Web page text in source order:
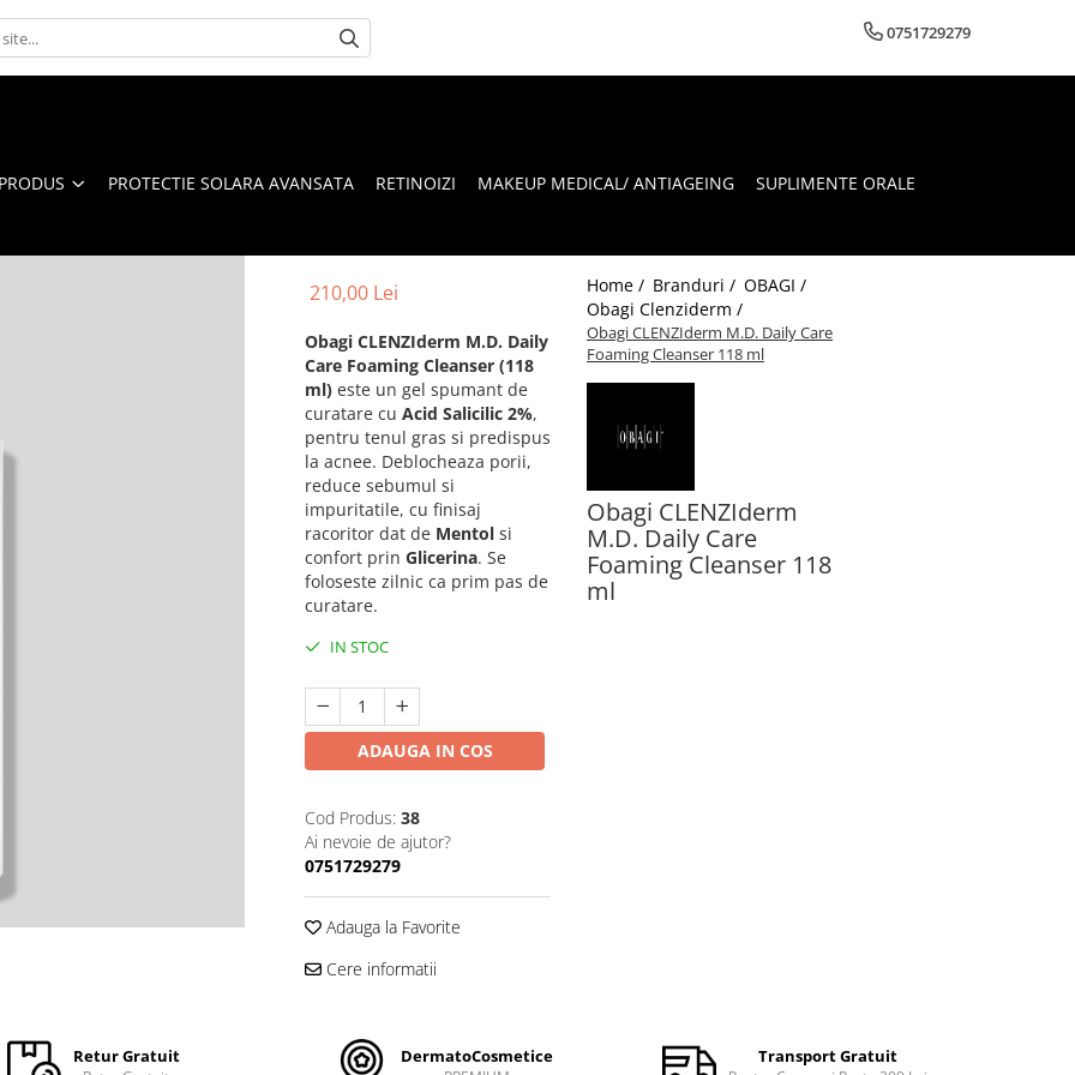
0751729279
PROTECTIE SOLARA AVANSATA RETINOIZI MAKEUP MEDICAL/ ANTIAGEING SUPLIMENTE ORALE
Home / Branduri / OBAGI /
Obagi Clenziderm /
Obagi CLENZIderm M.D. Daily Care
Foaming Cleanser 118 ml
Obagi CLENZIderm
M.D. Daily Care
Foaming Cleanser 118
ml
210,00 Lei
Obagi CLENZIderm M.D. Daily
Care Foaming Cleanser (118
ml) este un gel spumant de
curatare cu Acid Salicilic 2%,
pentru tenul gras si predispus
la acnee. Deblocheaza porii,
reduce sebumul si
impuritatile, cu finisaj
racoritor dat de Mentol si
confort prin Glicerina. Se
foloseste zilnic ca prim pas de
curatare.
IN STOC
ADAUGA IN COS
Cod Produs: 38
Ai nevoie de ajutor?
0751729279
Adauga la Favorite
Cere informatii
Retur Gratuit DermatoCosmetice Transport Gratuit